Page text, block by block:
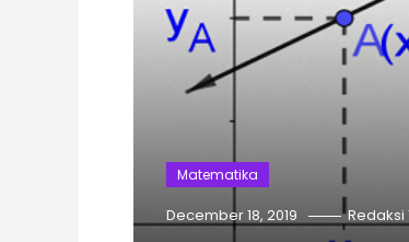
Matematika
December 18, 2019 Redaksi